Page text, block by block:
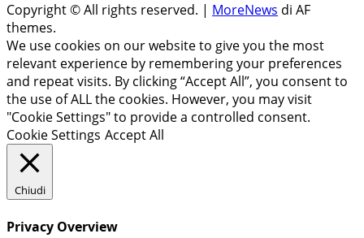
Copyright © All rights reserved. | MoreNews di AF
themes.
We use cookies on our website to give you the most
relevant experience by remembering your preferences
and repeat visits. By clicking “Accept All”, you consent to
the use of ALL the cookies. However, you may visit
"Cookie Settings" to provide a controlled consent.
Cookie Settings Accept All
Chiudi
Privacy Overview